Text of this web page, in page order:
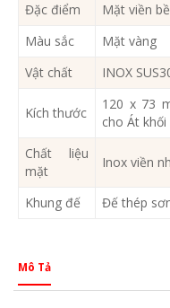
Đặc điểm
Mặt viền
Màu sắc
Mặt vàng
Vật chất
INOX
Kích thước
120 x 73
cho Át khối
Chất liệu
mặt
Inox viền
Khung đế Đế thép
Mô Tả